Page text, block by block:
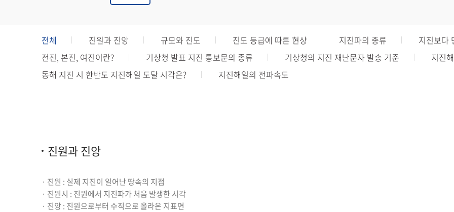
전체 진원과 진앙 규모와 진도 진도 등급에 따른 현상 지진파의 종류
지진보다
전진, 본진, 여진이란?
기상청 발표 지진 통보문의 종류 기상청의 지진 재난문자 발송 기준
지진
동해 지진 시 한반도 지진해일 도달 시각은?
지진해일의 전파속도
진원과 진앙
· 진원 : 실제 지진이 일어난 땅속의 지점
·​ 진원시 : 진원에서 지진파가 처음 발생한 시각
· 진앙 : 진원으로부터 수직으로 올라온 지표면